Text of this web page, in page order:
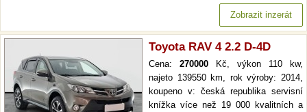
Zobrazit inzerát
Toyota RAV 4 2.2 D-4D
Cena: 270000 Kč, výkon 110 kw,
najeto 139550 km, rok výroby: 2014,
koupeno v: česká republika servisní
knížka více než 19 000 kvalitních a